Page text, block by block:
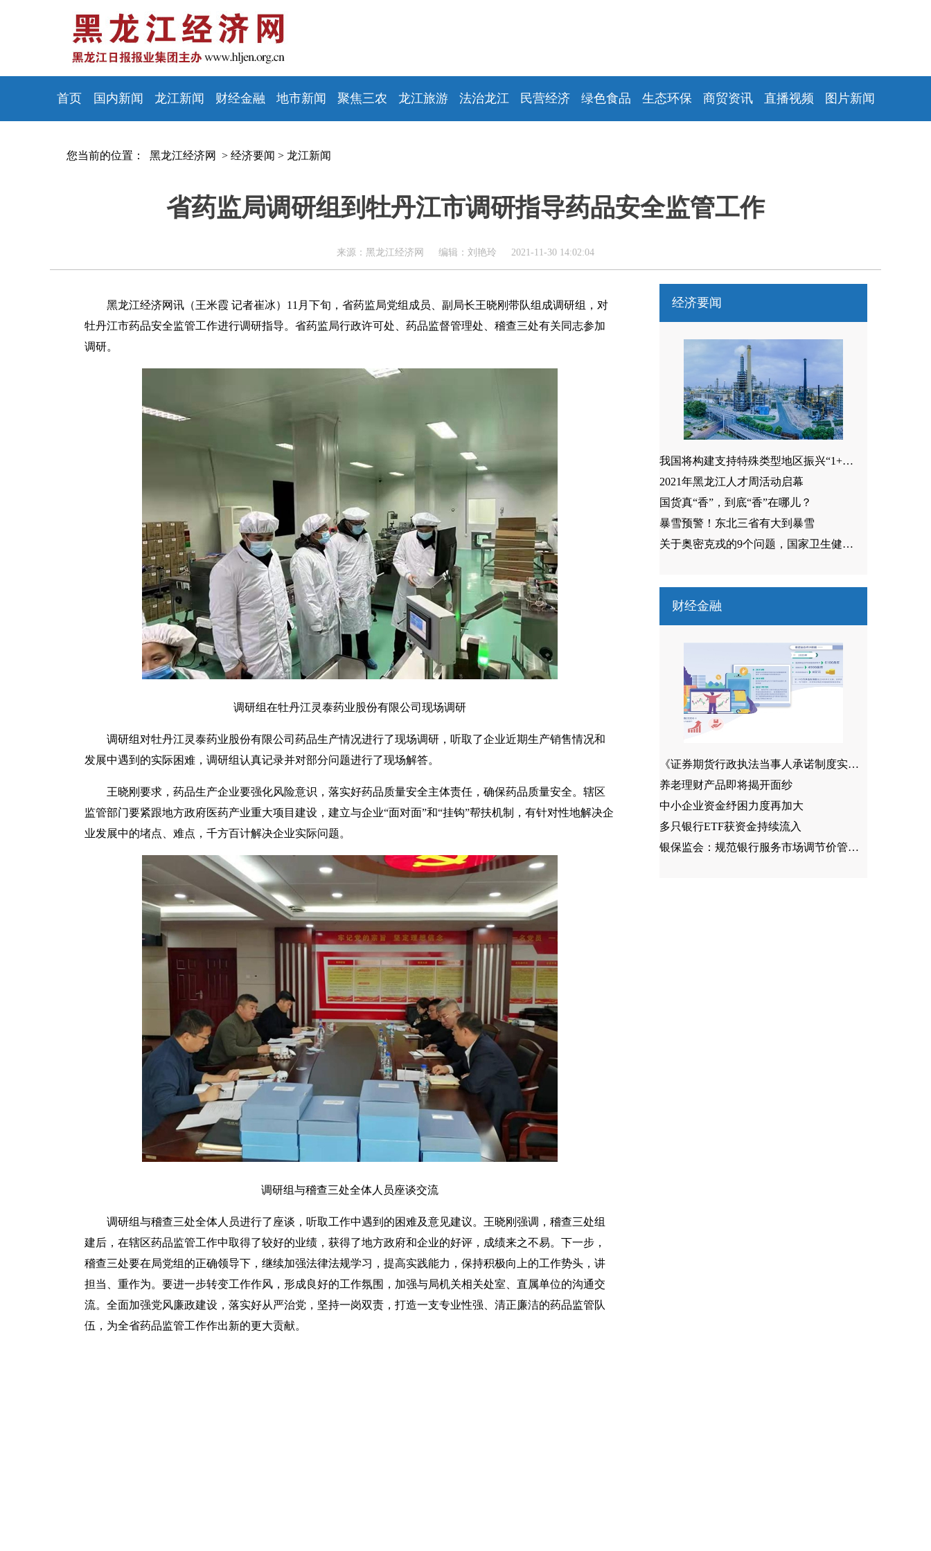
首页 国内新闻 龙江新闻 财经金融 地市新闻 聚焦三农 龙江旅游 法治龙江 民营经济 绿色食品 生态环保 商贸资讯 直播视频 图片新闻
您当前的位置： 黑龙江经济网 > 经济要闻 > 龙江新闻
省药监局调研组到牡丹江市调研指导药品安全监管工作
来源：黑龙江经济网 编辑：刘艳玲 2021-11-30 14:02:04
黑龙江经济网讯（王米霞 记者崔冰）11月下旬，省药监局党组成员、副局长王晓刚带队组成调研组，对
牡丹江市药品安全监管工作进行调研指导。省药监局行政许可处、药品监督管理处、稽查三处有关同志参加
调研。
调研组在牡丹江灵泰药业股份有限公司现场调研
调研组对牡丹江灵泰药业股份有限公司药品生产情况进行了现场调研，听取了企业近期生产销售情况和
发展中遇到的实际困难，调研组认真记录并对部分问题进行了现场解答。
王晓刚要求，药品生产企业要强化风险意识，落实好药品质量安全主体责任，确保药品质量安全。辖区
监管部门要紧跟地方政府医药产业重大项目建设，建立与企业“面对面”和“挂钩”帮扶机制，有针对性地解决企
业发展中的堵点、难点，千方百计解决企业实际问题。
调研组与稽查三处全体人员座谈交流
调研组与稽查三处全体人员进行了座谈，听取工作中遇到的困难及意见建议。王晓刚强调，稽查三处组
建后，在辖区药品监管工作中取得了较好的业绩，获得了地方政府和企业的好评，成绩来之不易。下一步，
稽查三处要在局党组的正确领导下，继续加强法律法规学习，提高实践能力，保持积极向上的工作势头，讲
担当、重作为。要进一步转变工作作风，形成良好的工作氛围，加强与局机关相关处室、直属单位的沟通交
流。全面加强党风廉政建设，落实好从严治党，坚持一岗双责，打造一支专业性强、清正廉洁的药品监管队
伍，为全省药品监管工作作出新的更大贡献。
经济要闻
我国将构建支持特殊类型地区振兴“1+N”政策体系
​2021年黑龙江人才周活动启幕
国货真“香”，到底“香”在哪儿？
暴雪预警！东北三省有大到暴雪
关于奥密克戎的9个问题，国家卫生健康委权威解答来了
财经金融
《证券期货行政执法当事人承诺制度实施办法》发布 为投资者提供及时救济新机制
养老理财产品即将揭开面纱
中小企业资金纾困力度再加大
多只银行ETF获资金持续流入
银保监会：规范银行服务市场调节价管理鼓励对小微企业等差异化定价